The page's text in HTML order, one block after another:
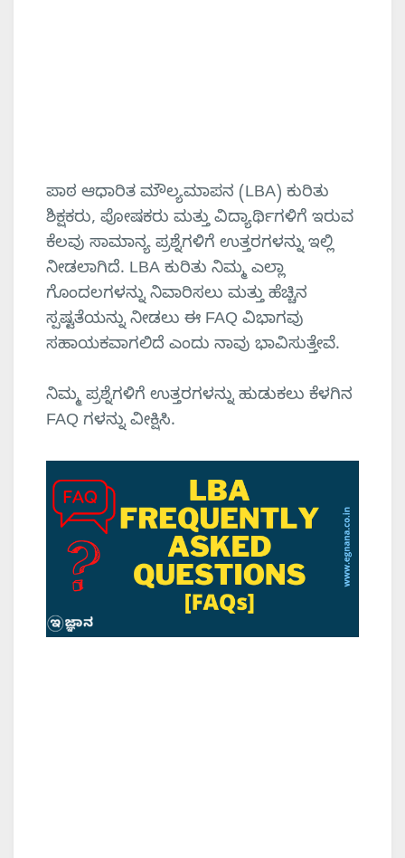
ಪಾಠ ಆಧಾರಿತ ಮೌಲ್ಯಮಾಪನ (LBA) ಕುರಿತು
ಶಿಕ್ಷಕರು, ಪೋಷಕರು ಮತ್ತು ವಿದ್ಯಾರ್ಥಿಗಳಿಗೆ ಇರುವ
ಕೆಲವು ಸಾಮಾನ್ಯ ಪ್ರಶ್ನೆಗಳಿಗೆ ಉತ್ತರಗಳನ್ನು ಇಲ್ಲಿ
ನೀಡಲಾಗಿದೆ. LBA ಕುರಿತು ನಿಮ್ಮ ಎಲ್ಲಾ
ಗೊಂದಲಗಳನ್ನು ನಿವಾರಿಸಲು ಮತ್ತು ಹೆಚ್ಚಿನ
ಸ್ಪಷ್ಟತೆಯನ್ನು ನೀಡಲು ಈ FAQ ವಿಭಾಗವು
ಸಹಾಯಕವಾಗಲಿದೆ ಎಂದು ನಾವು ಭಾವಿಸುತ್ತೇವೆ.
ನಿಮ್ಮ ಪ್ರಶ್ನೆಗಳಿಗೆ ಉತ್ತರಗಳನ್ನು ಹುಡುಕಲು ಕೆಳಗಿನ
FAQ ಗಳನ್ನು ವೀಕ್ಷಿಸಿ.